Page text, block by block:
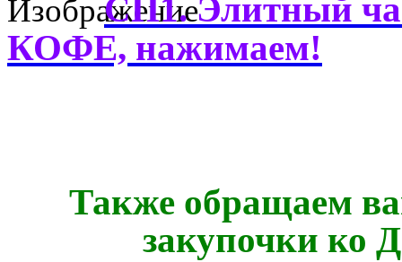
СП1. Элитный
КОФЕ, нажимаем!
Также обращаем
закупочки ко